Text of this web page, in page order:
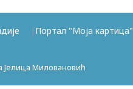
Портал "Моја картица"
Миловановић